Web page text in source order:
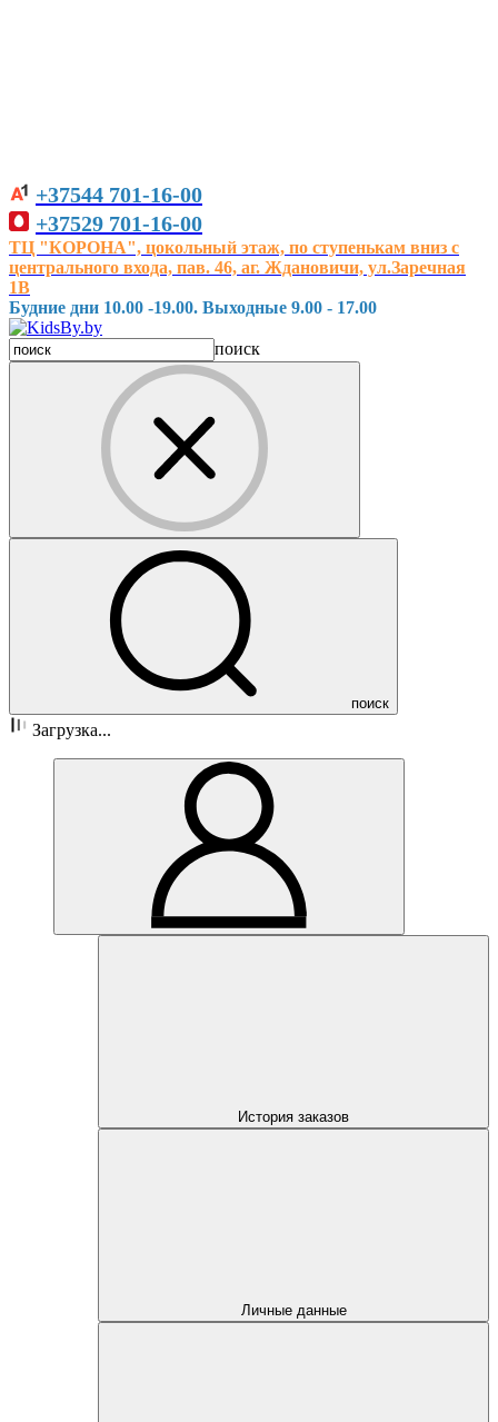
+37544 701-16-00
+37529 701-16-00
ТЦ "КОРОНА", цокольный этаж, по ступенькам вниз с
центрального входа, пав. 46, аг. Ждановичи, ул.Заречная
1В
Будние дни 10.00 -19.00. Выходные 9.00 - 17.00
поиск
поиск
Загрузка...
История заказов
Личные данные